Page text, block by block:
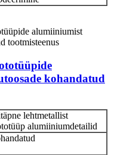
kohandatud
lehtmetallist
alumiiniumdetailid